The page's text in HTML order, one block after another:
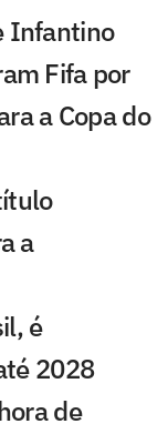
Infantino
Fifa por
a Copa do
a
é
2028
de